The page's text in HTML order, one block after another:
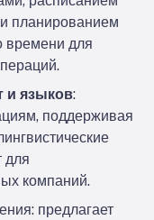
планированием
времени для
и языков:
поддерживая
для
компаний.
: предлагает